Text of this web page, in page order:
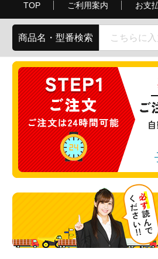
TOP ご利用案内 お支
商品名・型番検索